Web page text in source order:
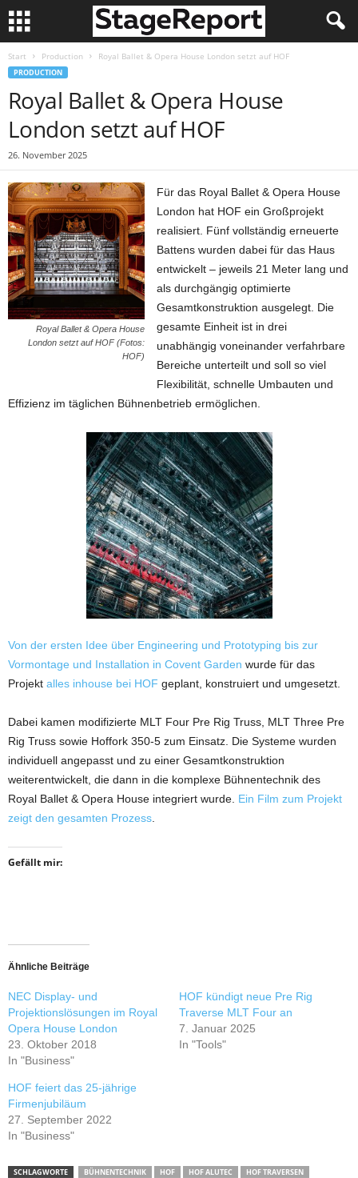
Start Production Royal Ballet & Opera House London setzt auf HOF
PRODUCTION
Royal Ballet & Opera House
London setzt auf HOF
26. November 2025
Royal Ballet & Opera House
London setzt auf HOF (Fotos:
HOF)
Für das Royal Ballet & Opera House
London hat HOF ein Großprojekt
realisiert. Fünf vollständig erneuerte
Battens wurden dabei für das Haus
entwickelt – jeweils 21 Meter lang und
als durchgängig optimierte
Gesamtkonstruktion ausgelegt. Die
gesamte Einheit ist in drei
unabhängig voneinander verfahrbare
Bereiche unterteilt und soll so viel
Flexibilität, schnelle Umbauten und
Effizienz im täglichen Bühnenbetrieb ermöglichen.
Von der ersten Idee über Engineering und Prototyping bis zur
Vormontage und Installation in Covent Garden wurde für das
Projekt alles inhouse bei HOF geplant, konstruiert und umgesetzt.
Dabei kamen modifizierte MLT Four Pre Rig Truss, MLT Three Pre
Rig Truss sowie Hoffork 350-5 zum Einsatz. Die Systeme wurden
individuell angepasst und zu einer Gesamtkonstruktion
weiterentwickelt, die dann in die komplexe Bühnentechnik des
Royal Ballet & Opera House integriert wurde. Ein Film zum Projekt
zeigt den gesamten Prozess
Gefällt mir:
Ähnliche Beiträge
NEC Display- und
Projektionslösungen im Royal
Opera House London
23. Oktober 2018
In "Business"
HOF kündigt neue Pre Rig
Traverse MLT Four an
7. Januar 2025
In "Tools"
HOF feiert das 25-jährige
Firmenjubiläum
27. September 2022
In "Business"
SCHLAGWORTE BÜHNENTECHNIK HOF HOF ALUTEC
HOF TRAVERSEN